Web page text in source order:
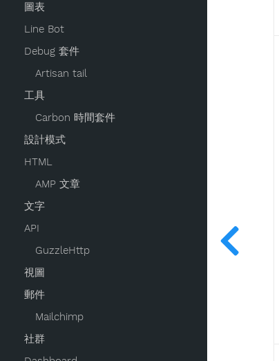
圖表
Line Bot
Debug 套件
Artisan tail
工具
Carbon 時間套件
設計模式
HTML
AMP 文章
文字
API
GuzzleHttp
視圖
郵件
Mailchimp
社群